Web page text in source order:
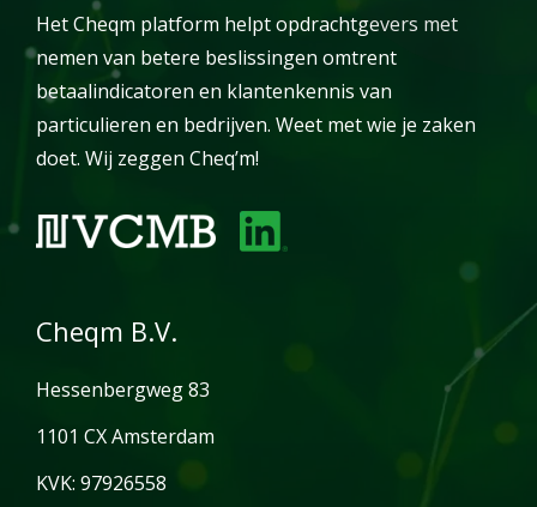
Het Cheqm platform helpt opdrachtgevers met
nemen van betere beslissingen omtrent
betaalindicatoren en klantenkennis van
particulieren en bedrijven. Weet met wie je zaken
doet. Wij zeggen Cheq’m!
Cheqm B.V.
Hessenbergweg 83
1101 CX Amsterdam
KVK: 97926558